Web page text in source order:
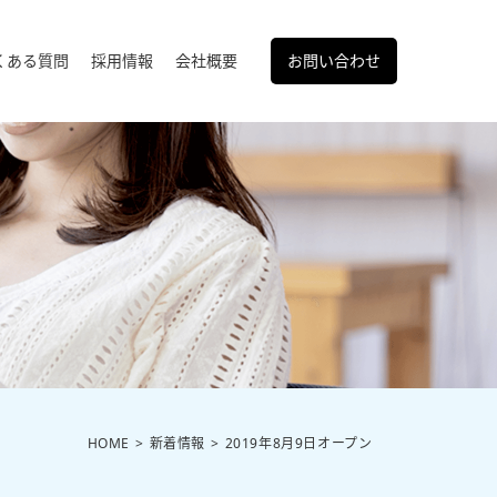
ある質問 採用情報 会社概要 お問い合わせ
HOME 新着情報 2019年8月9日オープン